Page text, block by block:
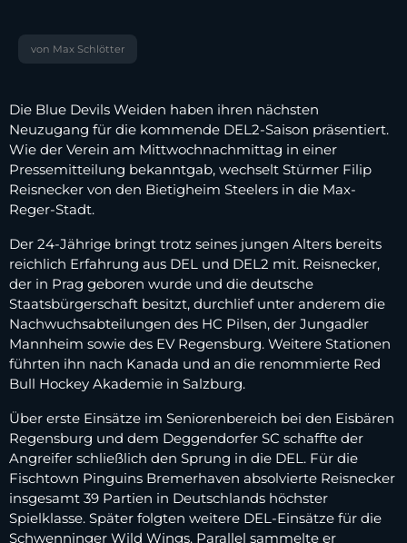
von Max Schlötter
Die Blue Devils Weiden haben ihren nächsten
Neuzugang für die kommende DEL2-Saison präsentiert.
Wie der Verein am Mittwochnachmittag in einer
Pressemitteilung bekanntgab, wechselt Stürmer Filip
Reisnecker von den Bietigheim Steelers in die Max-
Reger-Stadt.
Der 24-Jährige bringt trotz seines jungen Alters bereits
reichlich Erfahrung aus DEL und DEL2 mit. Reisnecker,
der in Prag geboren wurde und die deutsche
Staatsbürgerschaft besitzt, durchlief unter anderem die
Nachwuchsabteilungen des HC Pilsen, der Jungadler
Mannheim sowie des EV Regensburg. Weitere Stationen
führten ihn nach Kanada und an die renommierte Red
Bull Hockey Akademie in Salzburg.
Über erste Einsätze im Seniorenbereich bei den Eisbären
Regensburg und dem Deggendorfer SC schaffte der
Angreifer schließlich den Sprung in die DEL. Für die
Fischtown Pinguins Bremerhaven absolvierte Reisnecker
insgesamt 39 Partien in Deutschlands höchster
Spielklasse. Später folgten weitere DEL-Einsätze für die
Schwenninger Wild Wings. Parallel sammelte er